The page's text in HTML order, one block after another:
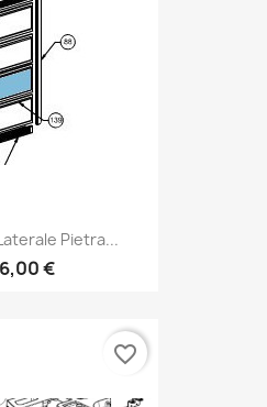
Pietra...
€
favorite_border